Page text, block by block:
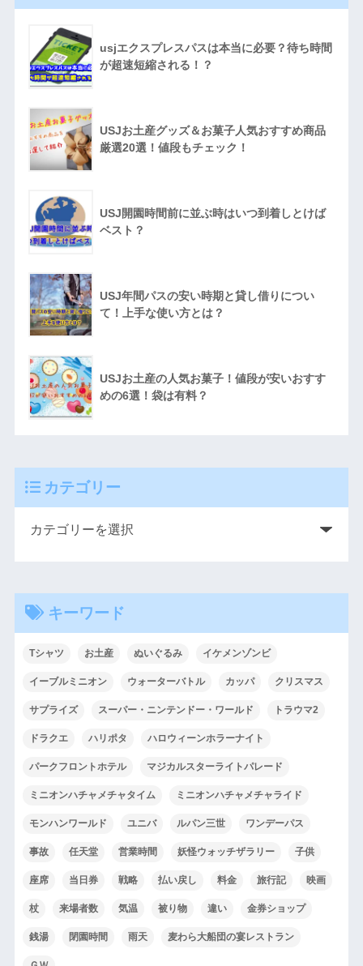
usjエクスプレスパスは本当に必要？待ち時間
が超速短縮される！？
USJお土産グッズ＆お菓子人気おすすめ商品
厳選20選！値段もチェック！
USJ開園時間前に並ぶ時はいつ到着しとけば
ベスト？
USJ年間パスの安い時期と貸し借りについ
て！上手な使い方とは？
USJお土産の人気お菓子！値段が安いおすす
めの6選！袋は有料？
カテゴリー
キーワード
Tシャツ お土産 ぬいぐるみ イケメンゾンビ
イーブルミニオン ウォーターバトル カッパ クリスマス
サプライズ スーパー・ニンテンドー・ワールド トラウマ2
ドラクエ ハリポタ ハロウィーンホラーナイト
パークフロントホテル マジカルスターライトパレード
ミニオンハチャメチャタイム ミニオンハチャメチャライド
モンハンワールド ユニバ ルパン三世 ワンデーパス
事故 任天堂 営業時間 妖怪ウォッチザラリー 子供
座席 当日券 戦略 払い戻し 料金 旅行記 映画
杖 来場者数 気温 被り物 違い 金券ショップ
銭湯 閉園時間 雨天 麦わら大船団の宴レストラン